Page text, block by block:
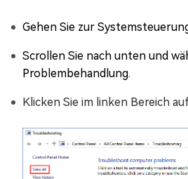
Gehen Sie zur
Scrollen Sie nach unten und
Problembehandlung.
Klicken Sie im linken Bereich